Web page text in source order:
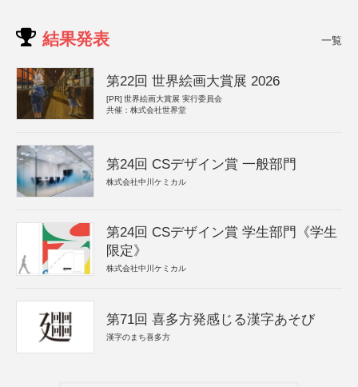
結果発表 一覧
第22回 世界絵画大賞展 2026
[PR] 世界絵画大賞展 実行委員会
共催：株式会社世界堂
第24回 CSデザイン賞 一般部門
株式会社中川ケミカル
第24回 CSデザイン賞 学生部門《学生
限定》
株式会社中川ケミカル
第71回 喜多方発感じる漢字あそび
漢字のまち喜多方